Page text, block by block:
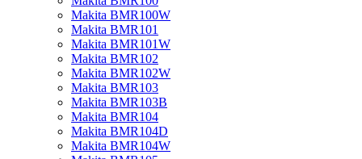
Makita BMR100W
Makita BMR101
Makita BMR101W
Makita BMR102
Makita BMR102W
Makita BMR103
Makita BMR103B
Makita BMR104
Makita BMR104D
Makita BMR104W